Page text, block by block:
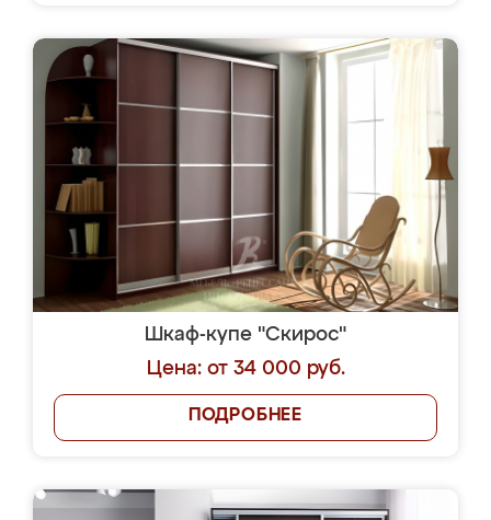
Шкаф-купе "Скирос"
Цена: от 34 000 руб.
ПОДРОБНЕЕ